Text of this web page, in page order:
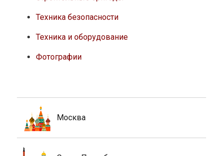
Техника безопасности
Техника и оборудование
Фотографии
Москва